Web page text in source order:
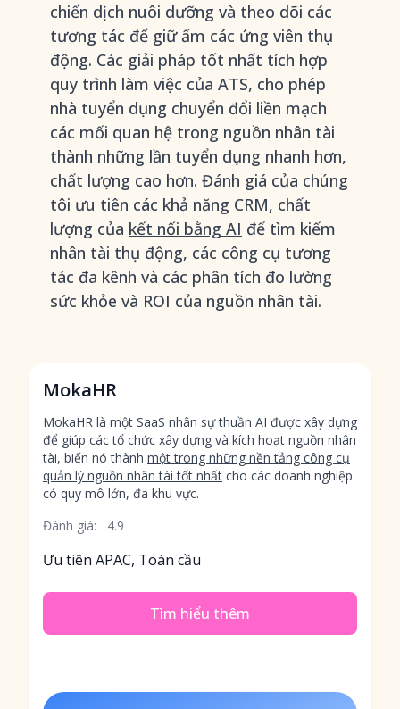
chiến dịch nuôi dưỡng và theo dõi các
tương tác để giữ ấm các ứng viên thụ
động. Các giải pháp tốt nhất tích hợp
quy trình làm việc của ATS, cho phép
nhà tuyển dụng chuyển đổi liền mạch
các mối quan hệ trong nguồn nhân tài
thành những lần tuyển dụng nhanh hơn,
chất lượng cao hơn. Đánh giá của chúng
tôi ưu tiên các khả năng CRM, chất
lượng của kết nối bằng AI để tìm kiếm
nhân tài thụ động, các công cụ tương
tác đa kênh và các phân tích đo lường
sức khỏe và ROI của nguồn nhân tài.
MokaHR
MokaHR là một SaaS nhân sự thuần AI được xây dựng
để giúp các tổ chức xây dựng và kích hoạt nguồn nhân
tài, biến nó thành một trong những nền tảng công cụ
quản lý nguồn nhân tài tốt nhất cho các doanh nghiệp
có quy mô lớn, đa khu vực.
Đánh giá:
4.9
Ưu tiên APAC, Toàn cầu
Tìm hiểu thêm